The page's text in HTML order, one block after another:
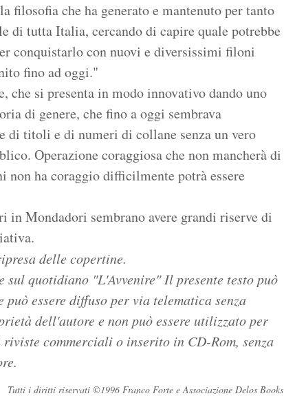
filosofia che ha generato e mantenuto per tanto
di tutta Italia, cercando di capire quale potrebbe
conquistarlo con nuovi e diversissimi filoni
fino ad oggi."
che si presenta in modo innovativo dando uno
di genere, che fino a oggi sembrava
di titoli e di numeri di collane senza un vero
Operazione coraggiosa che non mancherà di
non ha coraggio difficilmente potrà essere
Mondadori sembrano avere grandi riserve di
delle copertine.
sul quotidiano "L'Avvenire"Il presente testo può
essere diffuso per via telematica senza
dell'autore e non può essere utilizzato per
commerciali o inserito in CD-Rom, senza
Tutti i diritti riservati ©1996 Franco Forte e Associazione Delos Books